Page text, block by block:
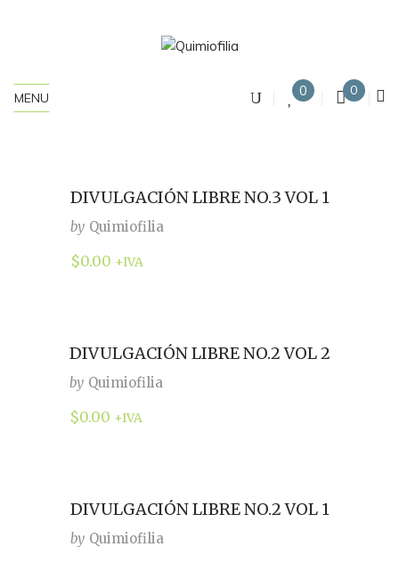
MENU 0 0
DIVULGACIÓN LIBRE NO.3 VOL 1
by Quimiofilia
$0.00 +IVA
DIVULGACIÓN LIBRE NO.2 VOL 2
by Quimiofilia
$0.00 +IVA
DIVULGACIÓN LIBRE NO.2 VOL 1
by Quimiofilia